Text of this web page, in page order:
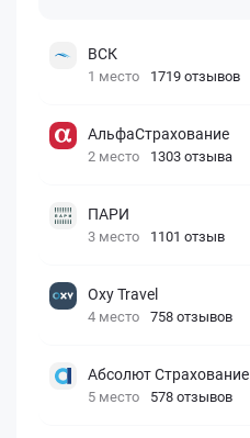
ВСК
1 место 1719 отзывов
АльфаСтрахование
2 место 1303 отзыва
ПАРИ
3 место 1101 отзыв
Oxy Travel
4 место 758 отзывов
Абсолют Страхование
5 место 578 отзывов